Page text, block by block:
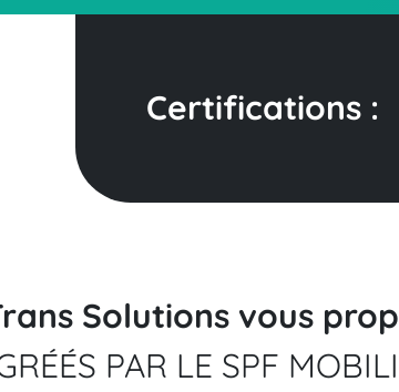
Certifications :
Solutions vous
PAR LE SPF